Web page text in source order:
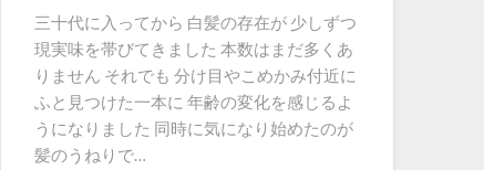
三十代に入ってから 白髪の存在が 少しずつ
現実味を帯びてきました 本数はまだ多くあ
りません それでも 分け目やこめかみ付近に
ふと見つけた一本に 年齢の変化を感じるよ
うになりました 同時に気になり始めたのが
髪のうねりで…